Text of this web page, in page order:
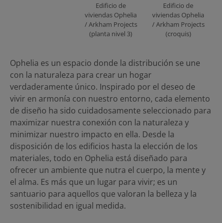
Edificio de
viviendas Ophelia
/ Arkham Projects
(planta nivel 3)
Edificio de
viviendas Ophelia
/ Arkham Projects
(croquis)
Ophelia es un espacio donde la distribución se une
con la naturaleza para crear un hogar
verdaderamente único. Inspirado por el deseo de
vivir en armonía con nuestro entorno, cada elemento
de diseño ha sido cuidadosamente seleccionado para
maximizar nuestra conexión con la naturaleza y
minimizar nuestro impacto en ella. Desde la
disposición de los edificios hasta la elección de los
materiales, todo en Ophelia está diseñado para
ofrecer un ambiente que nutra el cuerpo, la mente y
el alma. Es más que un lugar para vivir; es un
santuario para aquellos que valoran la belleza y la
sostenibilidad en igual medida.